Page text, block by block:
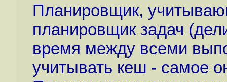
Планировщик,
планировщик задач
время между всеми
учитывать кеш - самое